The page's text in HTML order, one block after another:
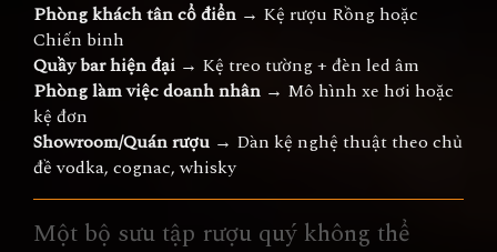
Phòng khách tân cổ điển → Kệ rượu Rồng hoặc
Chiến binh
Quầy bar hiện đại → Kệ treo tường + đèn led âm
Phòng làm việc doanh nhân → Mô hình xe hơi hoặc
kệ đơn
Showroom/Quán rượu → Dàn kệ nghệ thuật theo chủ
đề vodka, cognac, whisky
Một bộ sưu tập rượu quý không thể